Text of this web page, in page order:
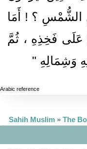
الشُّمْسِ ؟ ! أَمَا
فَخِذِهِ ، ثُمَّ
وَشِمَالِهِ "
Arabic reference
Sahih Muslim »